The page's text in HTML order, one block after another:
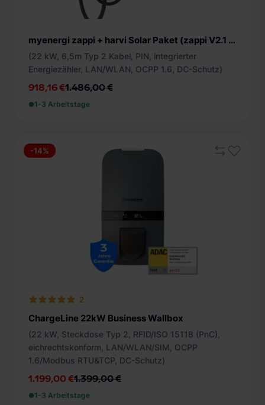
myenergi zappi + harvi Solar Paket (zappi V2.1 Wallbox & harvi Energiesensor)
(22 kW, 6,5m Typ 2 Kabel, PIN, integrierter
Energiezähler, LAN/WLAN, OCPP 1.6, DC-Schutz)
918,16 €1.486,00 €
1-3 Arbeitstage
-14%
2
ChargeLine 22kW Business Wallbox
(22 kW, Steckdose Typ 2, RFID/ISO 15118 (PnC),
eichrechtskonform, LAN/WLAN/SIM, OCPP
1.6/Modbus RTU&TCP, DC-Schutz)
1.199,00 €1.399,00 €
1-3 Arbeitstage